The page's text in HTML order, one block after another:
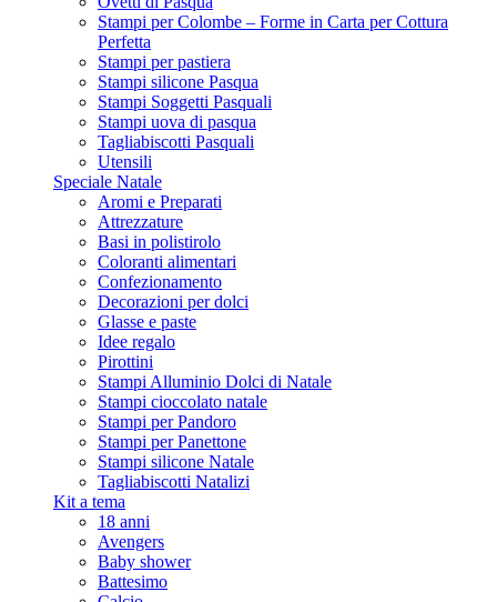
Stampi per Colombe – Forme in Carta per Cottura
Perfetta
Stampi per pastiera
Stampi silicone Pasqua
Stampi Soggetti Pasquali
Stampi uova di pasqua
Tagliabiscotti Pasquali
Utensili
Speciale Natale
Aromi e Preparati
Attrezzature
Basi in polistirolo
Coloranti alimentari
Confezionamento
Decorazioni per dolci
Glasse e paste
Idee regalo
Pirottini
Stampi Alluminio Dolci di Natale
Stampi cioccolato natale
Stampi per Pandoro
Stampi per Panettone
Stampi silicone Natale
Tagliabiscotti Natalizi
Kit a tema
18 anni
Avengers
Baby shower
Battesimo